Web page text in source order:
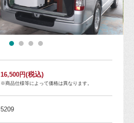
16,500円(税込)
※商品仕様等によって価格は異なります。
5209